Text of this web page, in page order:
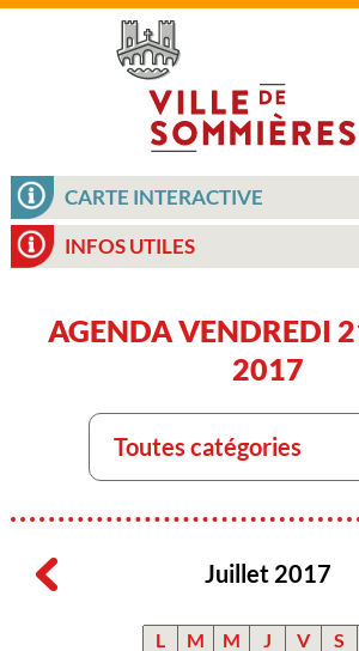
CARTE INTERACTIVE
INFOS UTILES
AGENDA VENDREDI
2017
Toutes catégories
Juillet 2017
L M M J V S